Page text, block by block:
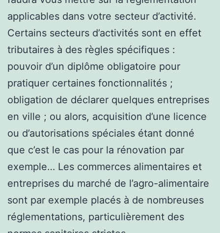
applicables dans votre secteur d’activité.
Certains secteurs d’activités sont en effet
tributaires à des règles spécifiques :
pouvoir d’un diplôme obligatoire pour
pratiquer certaines fonctionnalités ;
obligation de déclarer quelques entreprises
en ville ; ou alors, acquisition d’une licence
ou d’autorisations spéciales étant donné
que c’est le cas pour la rénovation par
exemple… Les commerces alimentaires et
entreprises du marché de l’agro-alimentaire
sont par exemple placés à de nombreuses
réglementations, particulièrement des